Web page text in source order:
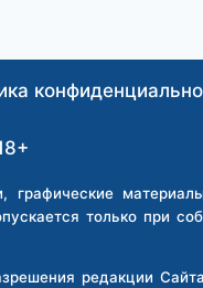
только при
редакции